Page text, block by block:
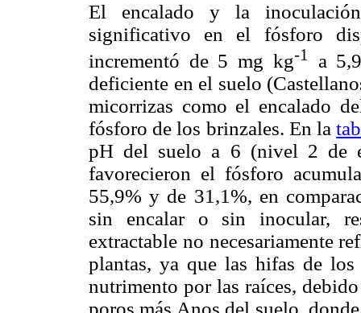
El encalado y la
significativo en el fósforo
incrementó de 5 mg kg-1
a
deficiente en el suelo
micorrizas como el encalado
fósforo de los brinzales. En la
pH del suelo a 6 (nivel 2 de
favorecieron el fósforo
55,9% y de 31,1%, en
sin encalar o sin inocular,
extractable no necesariamente
plantas, ya que las hifas de los
nutrimento por las raíces,